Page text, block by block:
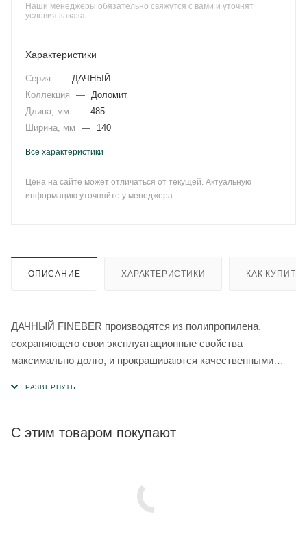
Наши менеджеры обязательно свяжутся с вами и уточнят
условия заказа
Характеристики
Серия —
ДАЧНЫЙ
Коллекция
—
Доломит
Длина, мм
— 485
Ширина, мм
— 140
Все характеристики
Цена на сайте может отличаться от текущей. Актуальную
информацию уточняйте у менеджера.
ОПИСАНИЕ ХАРАКТЕРИСТИКИ КАК КУПИТЬ
ДАЧНЫЙ FINEBER производятся из полипропилена,
сохраняющего свои эксплуатационные свойства
максимально долго, и прокрашиваются качественными
С этим товаром покупают